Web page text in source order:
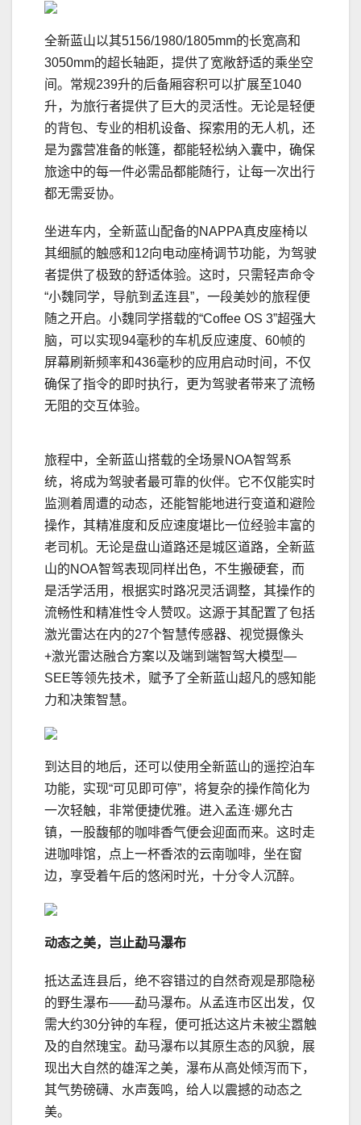
全新蓝山以其5156/1980/1805mm的长宽高和
3050mm的超长轴距，提供了宽敞舒适的乘坐空
间。常规239升的后备厢容积可以扩展至1040
升，为旅行者提供了巨大的灵活性。无论是轻便
的背包、专业的相机设备、探索用的无人机，还
是为露营准备的帐篷，都能轻松纳入囊中，确保
旅途中的每一件必需品都能随行，让每一次出行
都无需妥协。
坐进车内，全新蓝山配备的NAPPA真皮座椅以
其细腻的触感和12向电动座椅调节功能，为驾驶
者提供了极致的舒适体验。这时，只需轻声命令
“小魏同学，导航到孟连县”，一段美妙的旅程便
随之开启。小魏同学搭载的“Coffee OS 3”超强大
脑，可以实现94毫秒的车机反应速度、60帧的
屏幕刷新频率和436毫秒的应用启动时间，不仅
确保了指令的即时执行，更为驾驶者带来了流畅
无阻的交互体验。
旅程中，全新蓝山搭载的全场景NOA智驾系
统，将成为驾驶者最可靠的伙伴。它不仅能实时
监测着周遭的动态，还能智能地进行变道和避险
操作，其精准度和反应速度堪比一位经验丰富的
老司机。无论是盘山道路还是城区道路，全新蓝
山的NOA智驾表现同样出色，不生搬硬套，而
是活学活用，根据实时路况灵活调整，其操作的
流畅性和精准性令人赞叹。这源于其配置了包括
激光雷达在内的27个智慧传感器、视觉摄像头
+激光雷达融合方案以及端到端智驾大模型—
SEE等领先技术，赋予了全新蓝山超凡的感知能
力和决策智慧。
到达目的地后，还可以使用全新蓝山的遥控泊车
功能，实现“可见即可停”，将复杂的操作简化为
一次轻触，非常便捷优雅。进入孟连·娜允古
镇，一股馥郁的咖啡香气便会迎面而来。这时走
进咖啡馆，点上一杯香浓的云南咖啡，坐在窗
边，享受着午后的悠闲时光，十分令人沉醉。
动态之美，岂止勐马瀑布
抵达孟连县后，绝不容错过的自然奇观是那隐秘
的野生瀑布——勐马瀑布。从孟连市区出发，仅
需大约30分钟的车程，便可抵达这片未被尘嚣触
及的自然瑰宝。勐马瀑布以其原生态的风貌，展
现出大自然的雄浑之美，瀑布从高处倾泻而下，
其气势磅礴、水声轰鸣，给人以震撼的动态之
美。